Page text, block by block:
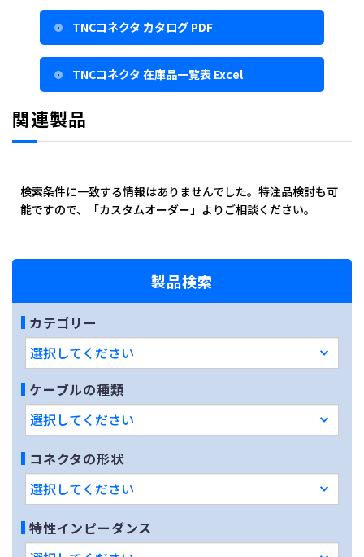
TNCコネクタ カタログ PDF
TNCコネクタ 在庫品一覧表 Excel
関連製品
検索条件に一致する情報はありませんでした。特注品検討も可
能ですので、「カスタムオーダー」よりご相談ください。
製品検索
カテゴリー
ケーブルの種類
コネクタの形状
特性インピーダンス